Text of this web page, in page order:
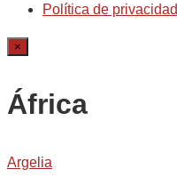
Política de privacidad
×
África
Argelia